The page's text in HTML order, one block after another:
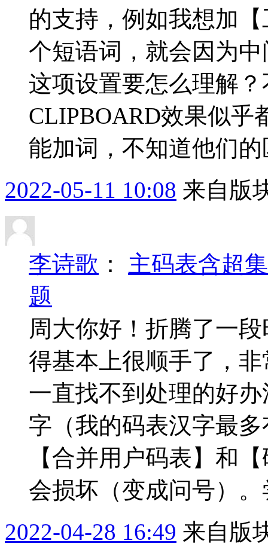
的支持，例如我想加
个短语词，就会因为
这项设置要怎么理解
CLIPBOARD效果似乎
能加词，不知道他们
2022-05-11 10:08 来自版
李诗歌 ： 主码表含超
题
周大你好！折腾了一
得基本上很顺手了，
一直找不到处理的好
字（我的码表汉字最
【合并用户码表】和
会损坏（变成问号）
2022-04-28 16:49 来自版